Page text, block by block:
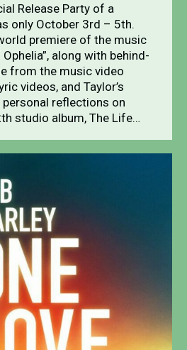
Release Party of a
only October 3rd – 5th.
premiere of the music
along with behind-
from the music video
videos, and Taylor’s
reflections on
studio album, The Life…